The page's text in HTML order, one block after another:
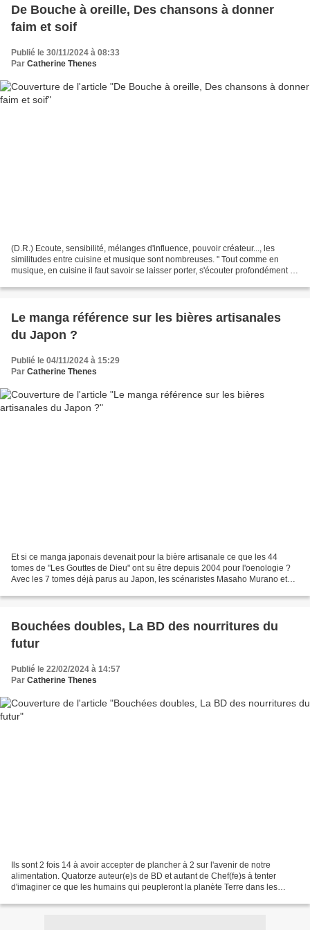
De Bouche à oreille, Des chansons à donner
faim et soif
Publié le 30/11/2024 à 08:33
Par Catherine Thenes
(D.R.) Ecoute, sensibilité, mélanges d'influence, pouvoir créateur..., les
similitudes entre cuisine et musique sont nombreuses. " Tout comme en
musique, en cuisine il faut savoir se laisser porter, s'écouter profondément ,
Le manga référence sur les bières artisanales
du Japon ?
Publié le 04/11/2024 à 15:29
Par Catherine Thenes
Et si ce manga japonais devenait pour la bière artisanale ce que les 44
tomes de "Les Gouttes de Dieu" ont su être depuis 2004 pour l'oenologie ?
Avec les 7 tomes déjà parus au Japon, les scénaristes Masaho Murano et
Bouchées doubles, La BD des nourritures du
futur
Publié le 22/02/2024 à 14:57
Par Catherine Thenes
Ils sont 2 fois 14 à avoir accepter de plancher à 2 sur l'avenir de notre
alimentation. Quatorze auteur(e)s de BD et autant de Chef(fe)s à tenter
d'imaginer ce que les humains qui peupleront la planète Terre dans les